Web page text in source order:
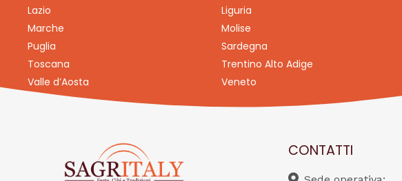
Lazio
Liguria
Marche
Molise
Puglia
Sardegna
Toscana
Trentino Alto Adige
Valle d’Aosta
Veneto
CONTATTI